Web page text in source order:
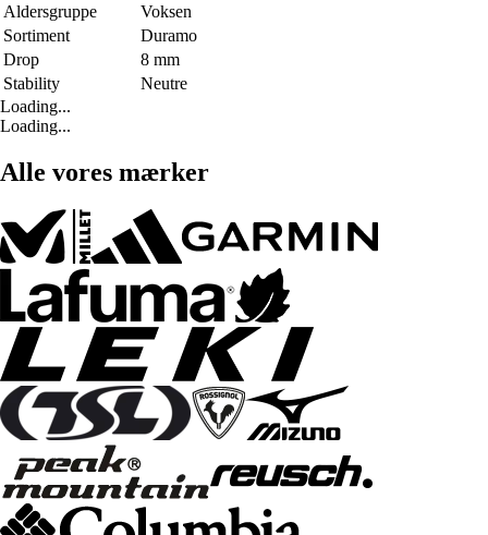
Aldersgruppe
Voksen
Sortiment
Duramo
Drop
8 mm
Stability
Neutre
Loading...
Loading...
Alle vores mærker